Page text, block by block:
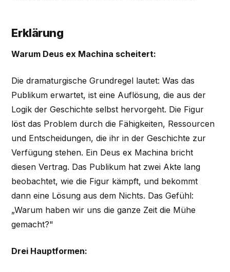
Erklärung
Warum Deus ex Machina scheitert:
Die dramaturgische Grundregel lautet: Was das
Publikum erwartet, ist eine Auflösung, die aus der
Logik der Geschichte selbst hervorgeht. Die Figur
löst das Problem durch die Fähigkeiten, Ressourcen
und Entscheidungen, die ihr in der Geschichte zur
Verfügung stehen. Ein Deus ex Machina bricht
diesen Vertrag. Das Publikum hat zwei Akte lang
beobachtet, wie die Figur kämpft, und bekommt
dann eine Lösung aus dem Nichts. Das Gefühl:
„Warum haben wir uns die ganze Zeit die Mühe
gemacht?"
Drei Hauptformen: